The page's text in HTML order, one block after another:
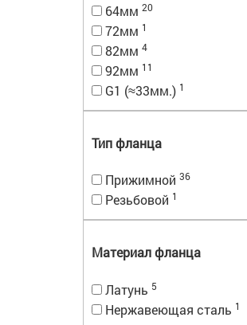
64мм 20
72мм 1
82мм 4
92мм 11
G1 (≈33мм.) 1
Тип фланца
Прижимной 36
Резьбовой 1
Материал фланца
Латунь 5
Нержавеющая сталь 1